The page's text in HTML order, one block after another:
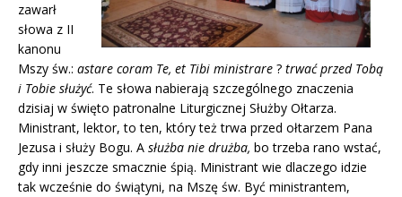
zawarł
słowa z II
kanonu
Mszy św.: astare coram Te, et Tibi ministrare ? trwać przed Tobą
i Tobie służyć. Te słowa nabierają szczególnego znaczenia
dzisiaj w święto patronalne Liturgicznej Służby Ołtarza.
Ministrant, lektor, to ten, który też trwa przed ołtarzem Pana
Jezusa i służy Bogu. A służba nie drużba, bo trzeba rano wstać,
gdy inni jeszcze smacznie śpią. Ministrant wie dlaczego idzie
tak wcześnie do świątyni, na Mszę św. Być ministrantem,